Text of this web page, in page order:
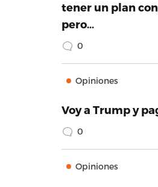
tener un plan
pero…
0
Opiniones
Voy a Trump y
0
Opiniones